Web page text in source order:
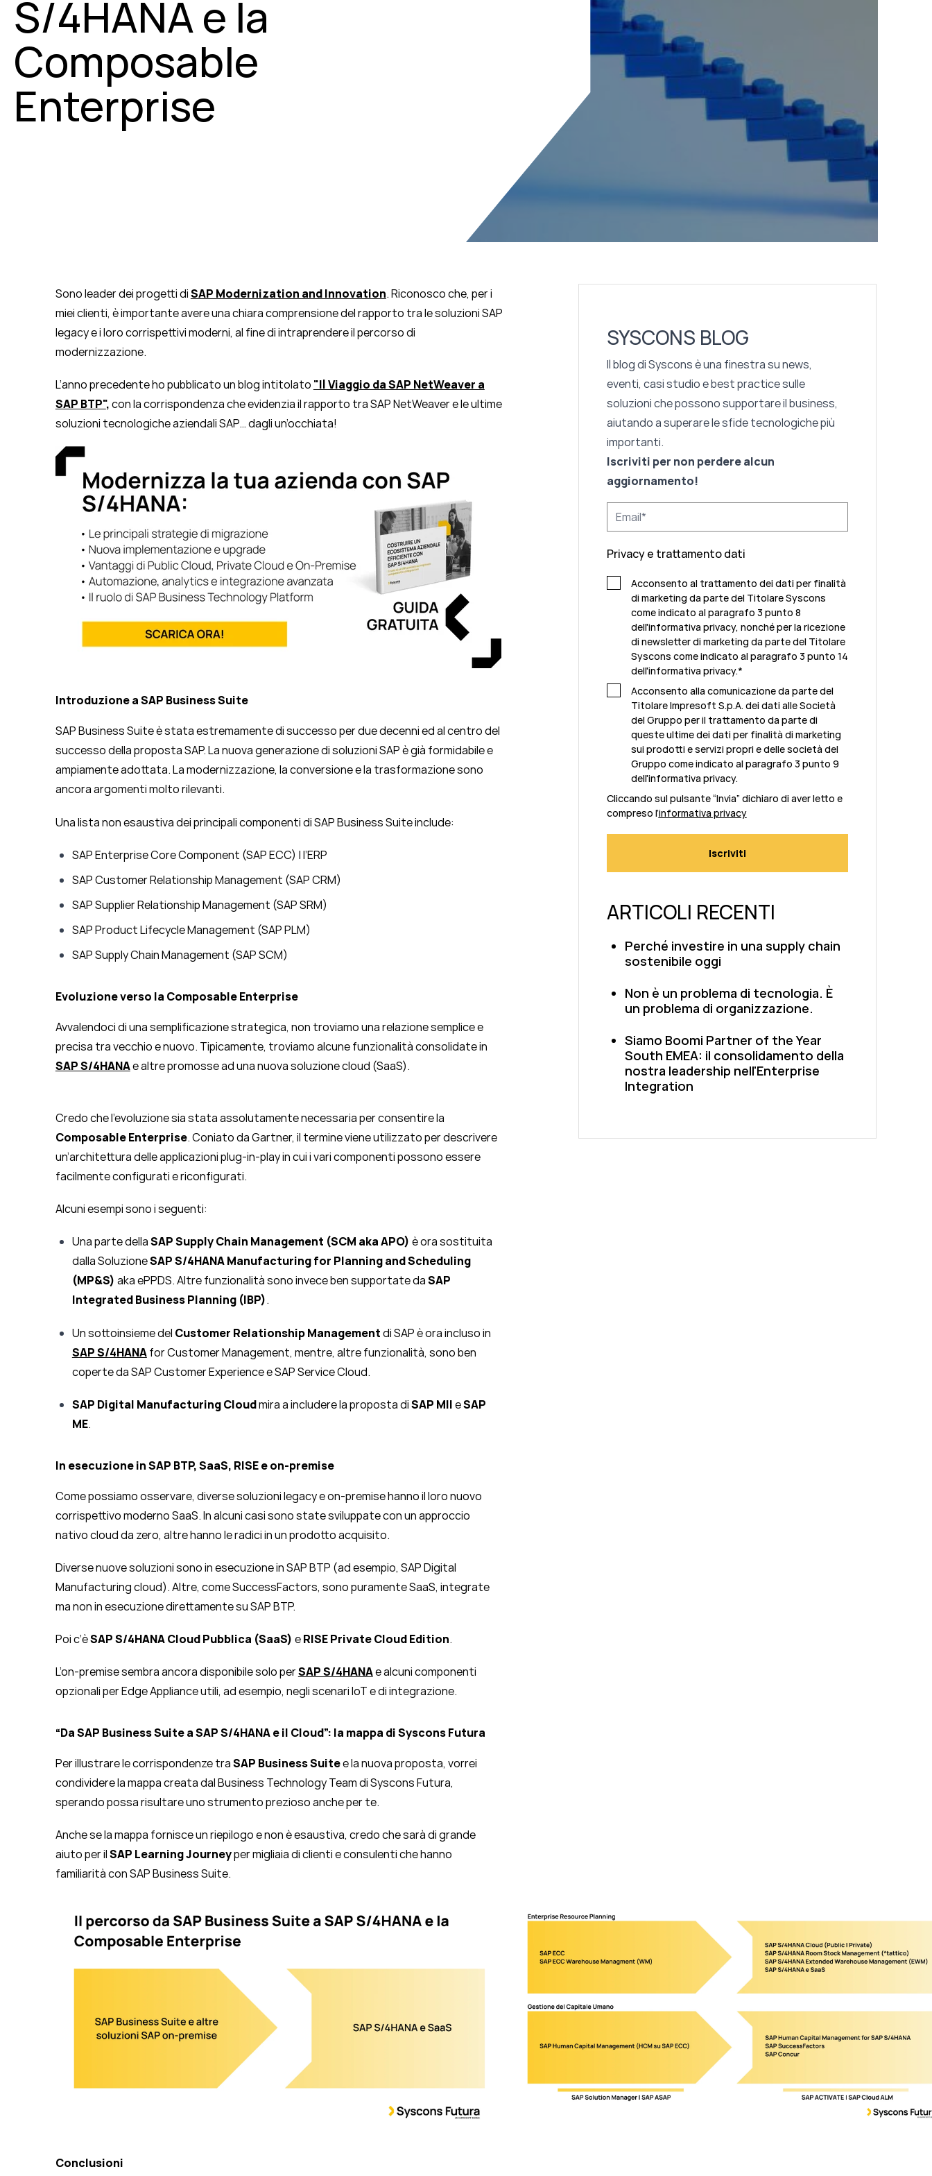
S/4HANA e la
Composable
Enterprise
Sono leader dei progetti diSAP Modernization and Innovation. Riconosco che, per i
miei clienti, è importante avere una chiara comprensione del rapporto tra le soluzioni SAP
legacy e i loro corrispettivi moderni, al fine di intraprendere il percorso di
modernizzazione.
L’anno precedente ho pubblicato un blog intitolato "Il Viaggio da SAP NetWeaver a
SAP BTP",con la corrispondenza che evidenzia il rapporto tra SAP NetWeaver e le ultime
soluzioni tecnologiche aziendali SAP… dagli un’occhiata!
Introduzione a SAP Business Suite
SAP Business Suite è stata estremamente di successo per due decenni ed al centro del
successo della proposta SAP. La nuova generazione di soluzioni SAP è già formidabile e
ampiamente adottata. La modernizzazione, la conversione e la trasformazione sono
ancora argomenti molto rilevanti.
Una lista non esaustiva dei principali componenti di SAP Business Suite include:
SAP Enterprise Core Component (SAP ECC) | l’ERP
SAP Customer Relationship Management (SAP CRM)
SAP Supplier Relationship Management (SAP SRM)
SAP Product Lifecycle Management (SAP PLM)
SAP Supply Chain Management (SAP SCM)
Evoluzione verso la Composable Enterprise
Avvalendoci di una semplificazione strategica, non troviamo una relazione semplice e
precisa tra vecchio e nuovo. Tipicamente, troviamo alcune funzionalità consolidate in
SAP S/4HANAe altre promosse ad una nuova soluzione cloud (SaaS).
Credo che l’evoluzione sia stata assolutamente necessaria per consentire la
Composable Enterprise. Coniato da Gartner, il termine viene utilizzato per descrivere
un’architettura delle applicazioni plug-in-play in cui i vari componenti possono essere
facilmente configurati e riconfigurati.
Alcuni esempi sono i seguenti:
Una parte dellaSAP Supply Chain Management (SCM aka APO) è ora sostituita
dalla SoluzioneSAP S/4HANA Manufacturing for Planning and Scheduling
(MP&S) aka ePPDS. Altre funzionalità sono invece ben supportate daSAP
Integrated Business Planning (IBP).
Un sottoinsieme del Customer Relationship Managementdi SAP è ora incluso in
SAP S/4HANAfor Customer Management, mentre, altre funzionalità, sono ben
coperte da SAP Customer Experience e SAP Service Cloud.
SAP Digital Manufacturing Cloudmira a includere la proposta diSAP MIIeSAP
ME.
In esecuzione in SAP BTP, SaaS, RISE e on-premise
Come possiamo osservare, diverse soluzioni legacy e on-premise hanno il loro nuovo
corrispettivo moderno SaaS. In alcuni casi sono state sviluppate con un approccio
nativo cloud da zero, altre hanno le radici in un prodotto acquisito.
Diverse nuove soluzioni sono in esecuzione in SAP BTP (ad esempio, SAP Digital
Manufacturing cloud). Altre, come SuccessFactors, sono puramente SaaS, integrate
ma non in esecuzione direttamente su SAP BTP.
Poi c’èSAP S/4HANA Cloud Pubblica (SaaS) eRISE Private Cloud Edition.
L’on-premise sembra ancora disponibile solo perSAP S/4HANAe alcuni componenti
opzionali per Edge Appliance utili, ad esempio, negli scenari IoT e di integrazione.
“Da SAP Business Suite a SAP S/4HANA e il Cloud”: la mappa di Syscons Futura
Per illustrare le corrispondenze traSAP Business Suitee la nuova proposta, vorrei
condividere la mappa creata dal Business Technology Team di Syscons Futura,
sperando possa risultare uno strumento prezioso anche per te.
Anche se la mappa fornisce un riepilogo e non è esaustiva, credo che sarà di grande
aiuto per ilSAP Learning Journeyper migliaia di clienti e consulenti che hanno
familiarità con SAP Business Suite.
Conclusioni
SYSCONS BLOG
Il blog di Syscons è una finestra su news,
eventi, casi studio e best practice sulle
soluzioni che possono supportare il business,
aiutando a superare le sfide tecnologiche più
importanti.
Iscriviti per non perdere alcun
aggiornamento!
Privacy e trattamento dati
Acconsento al trattamento dei dati per finalità
di marketing da parte del Titolare Syscons
come indicato al paragrafo 3 punto 8
dell'informativa privacy, nonché per la ricezione
di newsletter di marketing da parte del Titolare
Syscons come indicato al paragrafo 3 punto 14
dell'informativa privacy.*
Acconsento alla comunicazione da parte del
Titolare Impresoft S.p.A. dei dati alle Società
del Gruppo per il trattamento da parte di
queste ultime dei dati per finalità di marketing
sui prodotti e servizi propri e delle società del
Gruppo come indicato al paragrafo 3 punto 9
dell'informativa privacy.
Cliccando sul pulsante “Invia” dichiaro di aver letto e
compreso l’informativa privacy
ARTICOLI RECENTI
Perché investire in una supply chain
sostenibile oggi
Non è un problema di tecnologia. È
un problema di organizzazione.
Siamo Boomi Partner of the Year
South EMEA: il consolidamento della
nostra leadership nell'Enterprise
Integration